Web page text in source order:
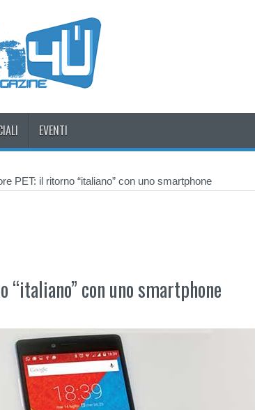
EVENTI
PET: il ritorno “italiano” con uno smartphone
“italiano” con uno smartphone